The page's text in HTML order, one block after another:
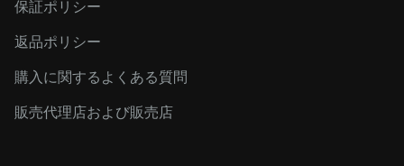
保証ポリシー
返品ポリシー
購入に関するよくある質問
販売代理店および販売店